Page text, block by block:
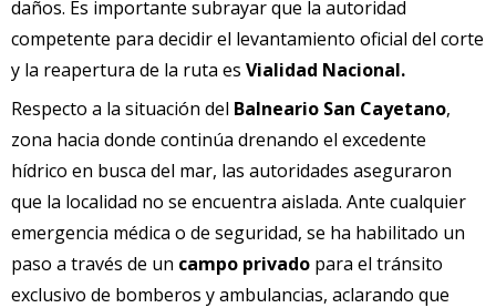
daños. Es importante subrayar que la autoridad
competente para decidir el levantamiento oficial del corte
y la reapertura de la ruta es Vialidad Nacional.
Respecto a la situación del Balneario San Cayetano,
zona hacia donde continúa drenando el excedente
hídrico en busca del mar, las autoridades aseguraron
que la localidad no se encuentra aislada. Ante cualquier
emergencia médica o de seguridad, se ha habilitado un
paso a través de un campo privado para el tránsito
exclusivo de bomberos y ambulancias, aclarando que